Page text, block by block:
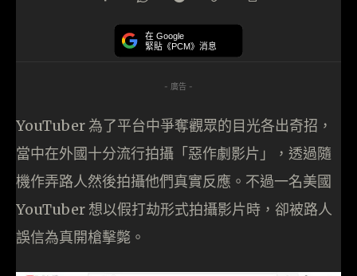
在 Google
緊貼《PCM》消息
- 廣告 -
YouTuber 為了平台中爭奪觀眾的目光各出奇招，
當中在外國十分流行拍攝「惡作劇影片」，透過隨
機作弄路人然後拍攝他們真實反應。不過一名美國
YouTuber 想以假打劫形式拍攝影片時，卻被路人
誤信為真開槍擊斃。